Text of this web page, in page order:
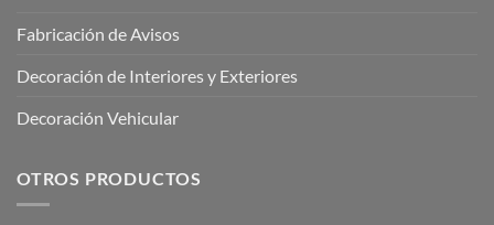
Fabricación de Avisos
Decoración de Interiores y Exteriores
Decoración Vehicular
OTROS PRODUCTOS